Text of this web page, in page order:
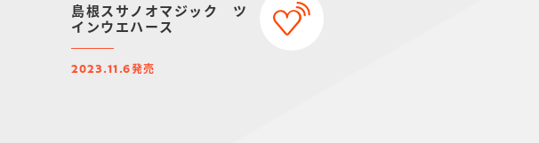
島根スサノオマジック ツ
インウエハース
2023.11.6発売